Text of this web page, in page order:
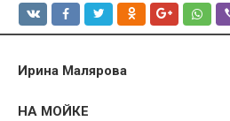
Ирина Малярова
НА МОЙКЕ